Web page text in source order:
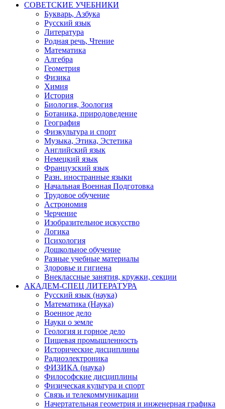
СОВЕТСКИЕ УЧЕБНИКИ
Букварь, Азбука
Русский язык
Литература
Родная речь, Чтение
Математика
Алгебра
Геометрия
Физика
Химия
История
Биология, Зоология
Ботаника, природоведение
География
Физкультура и спорт
Музыка, Этика, Эстетика
Английский язык
Немецкий язык
Французский язык
Разн. иностранные языки
Начальная Военная Подготовка
Трудовое обучение
Астрономия
Черчение
Изобразительное искусство
Логика
Психология
Дошкольное обучение
Разные учебные материалы
Здоровье и гигиена
Внеклассные занятия, кружки, секции
АКАДЕМ-СПЕЦ ЛИТЕРАТУРА
Русский язык (наука)
Математика (Наука)
Военное дело
Науки о земле
Геология и горное дело
Пищевая промышленность
Исторические дисциплины
Радиоэлектроника
ФИЗИКА (наука)
Философские дисциплины
Физическая культура и спорт
Связь и телекоммуникации
Начертательная геометрия и инженерная графика